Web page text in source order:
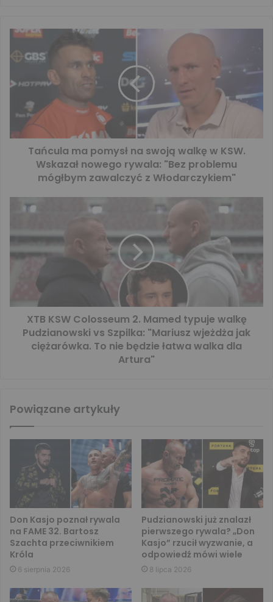
Tańcula ma pomysł na swoją walkę w KSW.
Wskazał nowego rywala: "Bez problemu
mógłbym zawalczyć z Włodarczykiem"
XTB KSW Colosseum 2. Mamed typuje walkę
Pudzianowski vs Szpilka: "Mariusz wjeżdża jak
ciężarówka. To nie będzie łatwa walka dla
Artura"
Powiązane artykuły
Don Kasjo poznał rywala
na FAME 32. Bartosz
Szachta przeciwnikiem
Króla
6 sierpnia 2026
Pudzianowski już znalazł
pierwszego rywala? „Don
Kasjo” rzucił wyzwanie, a
odpowiedź mówi wiele
8 lipca 2026